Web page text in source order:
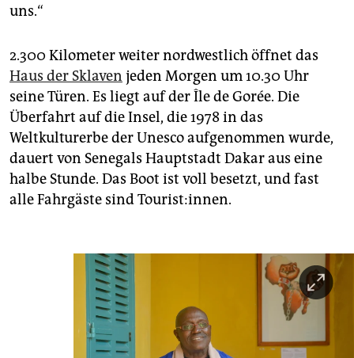
uns.“
2.300 Kilometer weiter nordwestlich öffnet das
Haus der Sklaven jeden Morgen um 10.30 Uhr
seine Türen. Es liegt auf der Île de Gorée. Die
Überfahrt auf die Insel, die 1978 in das
Weltkulturerbe der Unesco aufgenommen wurde,
dauert von Senegals Hauptstadt Dakar aus eine
halbe Stunde. Das Boot ist voll besetzt, und fast
alle Fahrgäste sind Tourist:innen.